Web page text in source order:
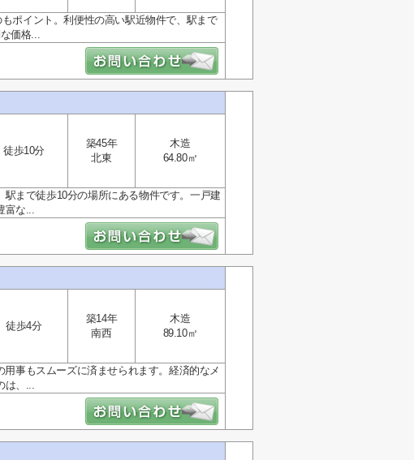
ポイント。利便性の高い駅近物件で、駅まで
価格...
徒歩10分
築45年
北東
木造
64.80㎡
まで徒歩10分の場所にある物件です。一戸建
富な...
徒歩4分
築14年
南西
木造
89.10㎡
事もスムーズに済ませられます。経済的なメ
は、...